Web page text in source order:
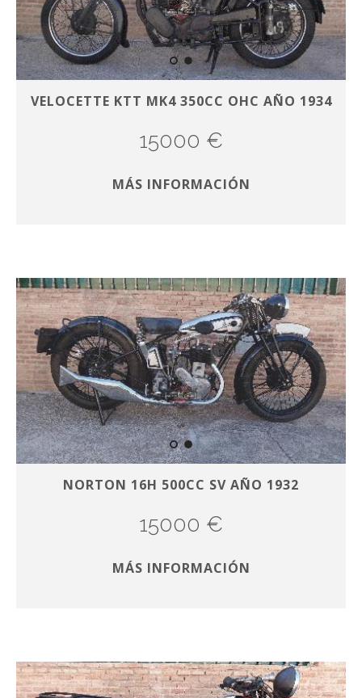
VELOCETTE KTT MK4 350CC OHC AÑO 1934
15000 €
MÁS INFORMACIÓN
NORTON 16H 500CC SV AÑO 1932
15000 €
MÁS INFORMACIÓN